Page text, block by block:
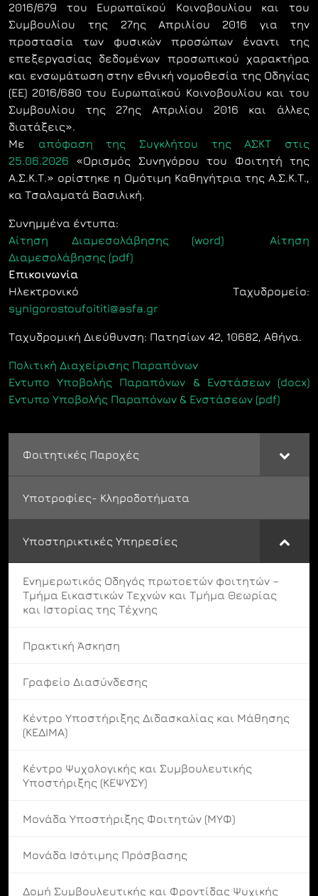
Φοιτητικές Παροχές
Υποτροφίες- Κληροδοτήματα
Υποστηρικτικές Υπηρεσίες
Ενημερωτικός Οδηγός πρωτοετών φοιτητών –
Τμήμα Εικαστικών Τεχνών και Τμήμα Θεωρίας
και Ιστορίας της Τέχνης
Πρακτική Άσκηση
Γραφείο Διασύνδεσης
Κέντρο Υποστήριξης Διδασκαλίας και Μάθησης
(ΚΕΔΙΜΑ)
Κέντρο Ψυχολογικής και Συμβουλευτικής
Υποστήριξης (ΚΕΨΥΣΥ)
Μονάδα Υποστήριξης Φοιτητών (ΜΥΦ)
Μονάδα Ισότιμης Πρόσβασης
Δομή Συμβουλευτικής και Φροντίδας Ψυχικής
2016/679 του Ευρωπαϊκού Κοινοβουλίου και του
Συμβουλίου της 27ης Απριλίου 2016 για την
προστασία των φυσικών προσώπων έναντι της
επεξεργασίας δεδομένων προσωπικού χαρακτήρα
και ενσωμάτωση στην εθνική νομοθεσία της Οδηγίας
(ΕΕ) 2016/680 του Ευρωπαϊκού Κοινοβουλίου και του
Συμβουλίου της 27ης Απριλίου 2016 και άλλες
διατάξεις».
Με απόφαση της Συγκλήτου της ΑΣΚΤ στις
25.06.2026 «Ορισμός Συνηγόρου του Φοιτητή της
Α.Σ.Κ.Τ.» ορίστηκε η Ομότιμη Καθηγήτρια της Α.Σ.Κ.Τ.,
κα Τσαλαματά Βασιλική.
Συνημμένα έντυπα:
Αίτηση Διαμεσολάβησης (word)
Αίτηση
Διαμεσολάβησης (pdf)
Επικοινωνία
Ηλεκτρονικό Ταχυδρομείο:
synigorostoufoititi@asfa.gr
Ταχυδρομική Διεύθυνση: Πατησίων 42, 10682, Αθήνα.
Πολιτική Διαχείρισης Παραπόνων
Εντυπο Υποβολής Παραπόνων & Ενστάσεων (docx)
Εντυπο Υποβολής Παραπόνων & Ενστάσεων (pdf)